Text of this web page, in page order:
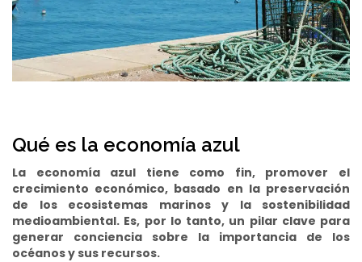
Qué es la economía azul
La economía azul tiene como fin, promover el
crecimiento económico, basado en la preservación
de los ecosistemas marinos y la sostenibilidad
medioambiental. Es, por lo tanto, un pilar clave para
generar conciencia sobre la importancia de los
océanos y sus recursos.